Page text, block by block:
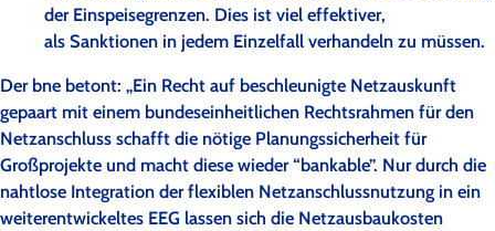
der Einspeisegrenzen. Dies ist viel effektiver,
als Sanktionen in jedem Einzelfall verhandeln zu müssen.
Der bne betont: „Ein Recht auf beschleunigte Netzauskunft
gepaart mit einem bundeseinheitlichen Rechtsrahmen für den
Netzanschluss schafft die nötige Planungssicherheit für
Großprojekte und macht diese wieder “bankable”. Nur durch die
nahtlose Integration der flexiblen Netzanschlussnutzung in ein
weiterentwickeltes EEG lassen sich die Netzausbaukosten